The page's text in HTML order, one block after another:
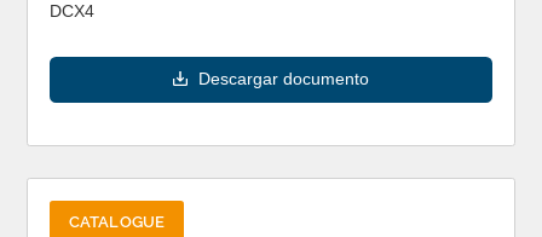
DCX4
Descargar documento
CATALOGUE